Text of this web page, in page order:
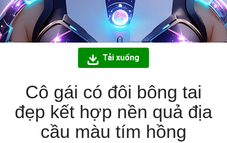
Tải xuống
Cô gái có đôi bông tai
đẹp kết hợp nền quả địa
cầu màu tím hồng